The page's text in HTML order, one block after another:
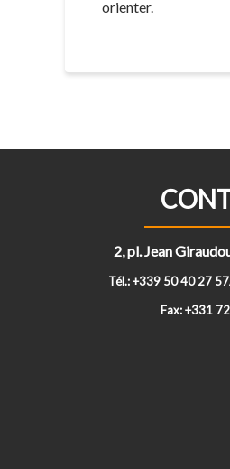
orienter.
2, pl. Jean
Tél.: +339 50 40 27
Fax: +331